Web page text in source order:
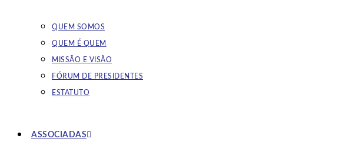
QUEM SOMOS
QUEM É QUEM
MISSÃO E VISÃO
FÓRUM DE PRESIDENTES
ESTATUTO
ASSOCIADAS